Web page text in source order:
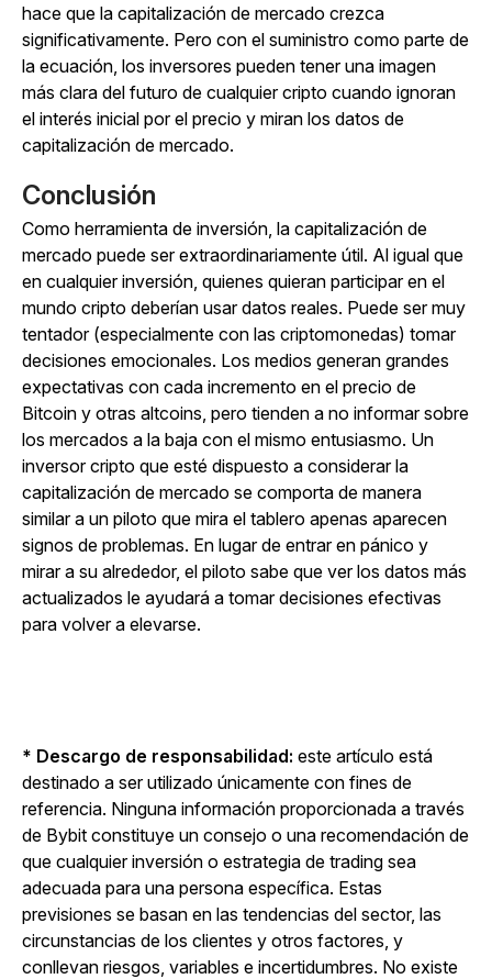
hace que la capitalización de mercado crezca
significativamente. Pero con el suministro como parte de
la ecuación, los inversores pueden tener una imagen
más clara del futuro de cualquier cripto cuando ignoran
el interés inicial por el precio y miran los datos de
capitalización de mercado.
Conclusión
Como herramienta de inversión, la capitalización de
mercado puede ser extraordinariamente útil. Al igual que
en cualquier inversión, quienes quieran participar en el
mundo cripto deberían usar datos reales. Puede ser muy
tentador (especialmente con las criptomonedas) tomar
decisiones emocionales. Los medios generan grandes
expectativas con cada incremento en el precio de
Bitcoin y otras altcoins, pero tienden a no informar sobre
los mercados a la baja con el mismo entusiasmo. Un
inversor cripto que esté dispuesto a considerar la
capitalización de mercado se comporta de manera
similar a un piloto que mira el tablero apenas aparecen
signos de problemas. En lugar de entrar en pánico y
mirar a su alrededor, el piloto sabe que ver los datos más
actualizados le ayudará a tomar decisiones efectivas
para volver a elevarse.
* Descargo de responsabilidad: este artículo está
destinado a ser utilizado únicamente con fines de
referencia. Ninguna información proporcionada a través
de Bybit constituye un consejo o una recomendación de
que cualquier inversión o estrategia de trading sea
adecuada para una persona específica. Estas
previsiones se basan en las tendencias del sector, las
circunstancias de los clientes y otros factores, y
conllevan riesgos, variables e incertidumbres. No existe